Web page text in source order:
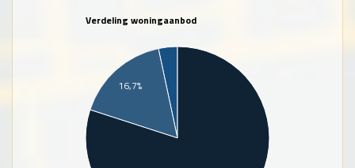
Verdeling woningaanbod
16,7%